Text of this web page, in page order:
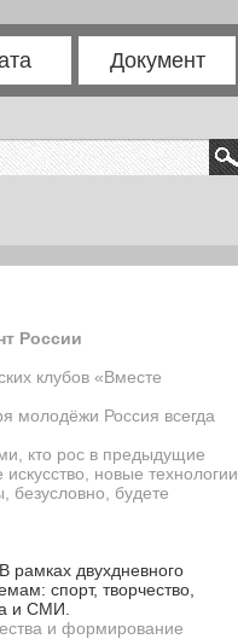
Документ
России
клубов «Вместе
молодёжи Россия всегда
кто рос в предыдущие
новые технологии.
безусловно, будете
рамках двухдневного
спорт, творчество,
и СМИ.
и формирование